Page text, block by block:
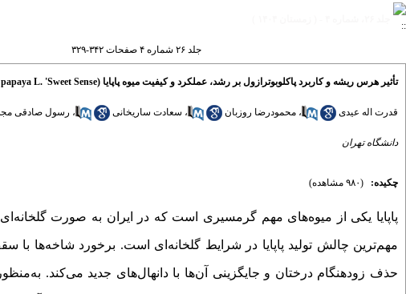
جلد ۲۶ شماره ۴ صفحات ۳۴۲-۳۲۹
تأثیر هرس ریشه و کاربرد پاکلوبوترازول بر رشد، عملکرد و کیفیت میوه پاپایا (Carica papaya L. 'Sweet Sense') در شرایط گلخانه‌
قدرت اله عیدی ، محمودرضا روزبان ، سعادت ساریخانی ، رسول صادقی
دانشگاه تهران
چکیده: (۹۸۰ مشاهده)
پاپایا یکی از میوه‌های مهم گرمسیری است که در ایران به صورت
مهم‌‌ترین چالش تولید پاپایا در شرایط گلخانه‌‌ای است. برخورد شاخه‌ها با
حذف زودهنگام درختان و جایگزینی آن‌ها با دانهال‌های جدید می‌‌کند.